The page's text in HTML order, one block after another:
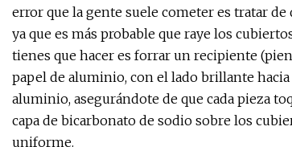
error que la gente suele cometer es tratar
ya que es más probable que raye los
tienes que hacer es forrar un recipiente
papel de aluminio, con el lado brillante
aluminio, asegurándote de que cada pieza
capa de bicarbonato de sodio sobre los
uniforme.